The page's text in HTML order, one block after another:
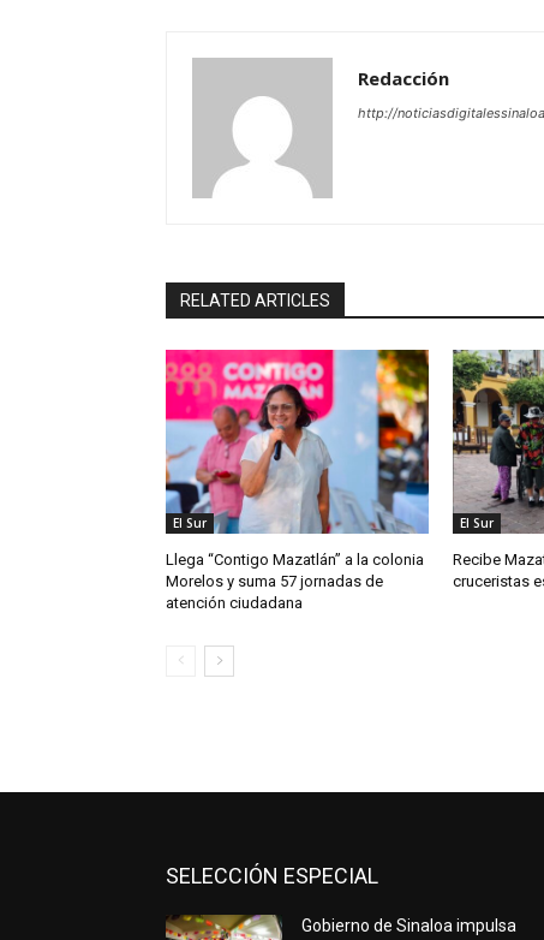
Redacción
http://
RELATED ARTICLES
El Sur
Llega “Contigo Mazatlán” a la colonia
Morelos y suma 57 jornadas de
atención ciudadana
El Sur
Recibe
cruceristas
SELECCIÓN ESPECIAL
Gobierno de Sinaloa impulsa